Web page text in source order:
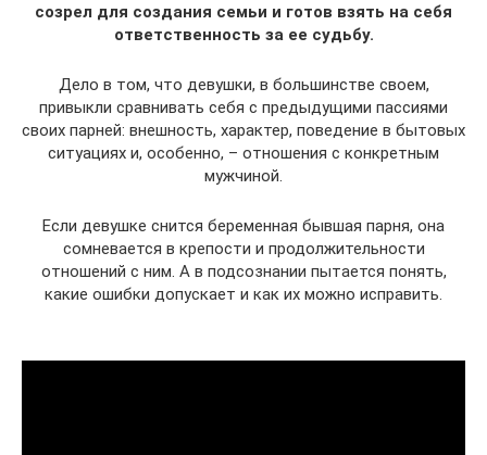
созрел для создания семьи и готов взять на себя
ответственность за ее судьбу.
Дело в том, что девушки, в большинстве своем,
привыкли сравнивать себя с предыдущими пассиями
своих парней: внешность, характер, поведение в бытовых
ситуациях и, особенно, – отношения с конкретным
мужчиной.
Если девушке снится беременная бывшая парня, она
сомневается в крепости и продолжительности
отношений с ним. А в подсознании пытается понять,
какие ошибки допускает и как их можно исправить.